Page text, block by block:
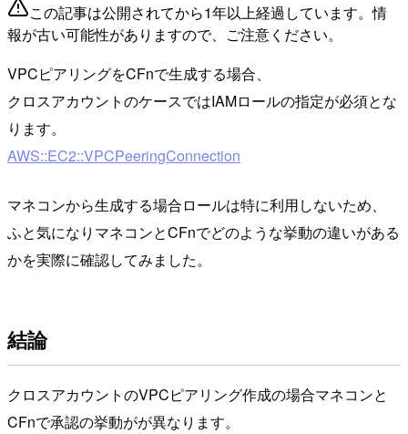
この記事は公開されてから1年以上経過しています。情
報が古い可能性がありますので、ご注意ください。
VPCピアリングをCFnで生成する場合、
クロスアカウントのケースではIAMロールの指定が必須とな
ります。
AWS::EC2::VPCPeeringConnection
マネコンから生成する場合ロールは特に利用しないため、
ふと気になりマネコンとCFnでどのような挙動の違いがある
かを実際に確認してみました。
結論
クロスアカウントのVPCピアリング作成の場合マネコンと
CFnで承認の挙動がが異なります。